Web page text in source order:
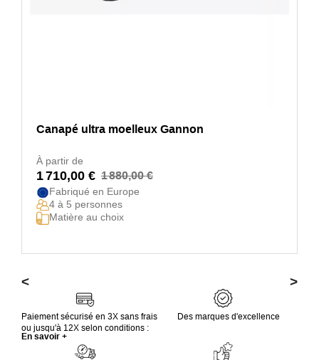
Canapé ultra moelleux Gannon
À partir de
1 710,00 € 1 880,00 €
Fabriqué en Europe
4 à 5 personnes
Matière au choix
< >
Paiement sécurisé en 3X sans frais
ou jusqu'à 12X selon conditions :
En savoir +
Des marques d'excellence